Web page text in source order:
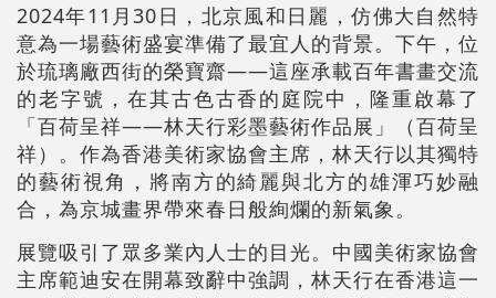
2024年11月30日，北京風和日麗，仿佛大自然特
意為一場藝術盛宴準備了最宜人的背景。下午，位
於琉璃廠西街的榮寶齋——這座承載百年書畫交流
的老字號，在其古色古香的庭院中，隆重啟幕了
「百荷呈祥——林天行彩墨藝術作品展」（百荷呈
祥）。作為香港美術家協會主席，林天行以其獨特
的藝術視角，將南方的綺麗與北方的雄渾巧妙融
合，為京城畫界帶來春日般絢爛的新氣象。
展覽吸引了眾多業內人士的目光。中國美術家協會
主席範迪安在開幕致辭中強調，林天行在香港這一